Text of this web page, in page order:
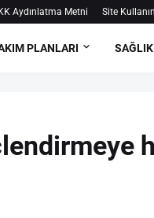
Aydınlatma Metni Site
PLANLARI SAĞLIK